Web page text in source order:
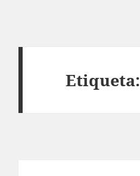
Etiqueta: